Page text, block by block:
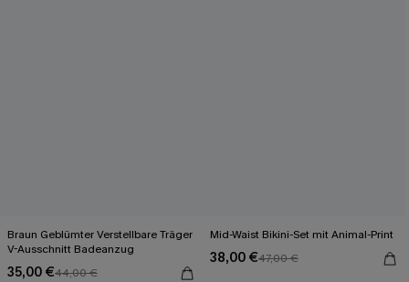
Braun Geblümter Verstellbare Träger
V-Ausschnitt Badeanzug
35,00 €44,00 €
Mid-Waist Bikini-Set mit Animal-Print
38,00 €47,00 €